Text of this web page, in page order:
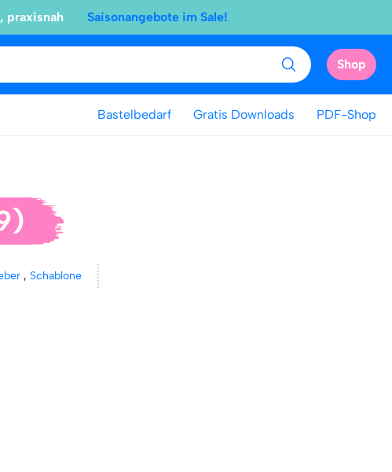
praxisnah Saisonangebote im Sale!
Shop
Bastelbedarf Gratis Downloads PDF-Shop
, Schablone